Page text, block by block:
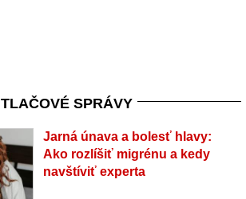
TLAČOVÉ SPRÁVY
Jarná únava a bolesť hlavy:
Ako rozlíšiť migrénu a kedy
navštíviť experta